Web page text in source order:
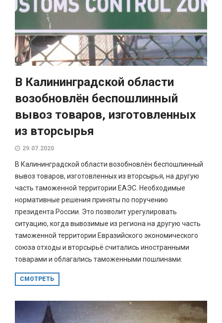
В Калининградской области
возобновлён беспошлинный
вывоз товаров, изготовленных
из вторсырья
29.07.2020
В Калининградской области возобновлён беспошлинный
вывоз товаров, изготовленных из вторсырья, на другую
часть таможенной территории ЕАЭС. Необходимые
нормативные решения приняты по поручению
президента России. Это позволит урегулировать
ситуацию, когда вывозимые из региона на другую часть
таможенной территории Евразийского экономического
союза отходы и вторсырьё считались иностранными
товарами и облагались таможенными пошлинами.
СМОТРЕТЬ